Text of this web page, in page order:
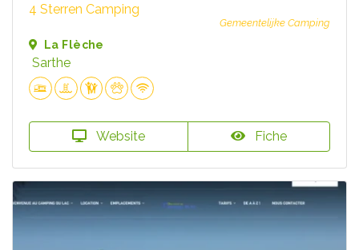
4 Sterren Camping
Gemeentelijke Camping
La Flèche
Sarthe
Website Fiche